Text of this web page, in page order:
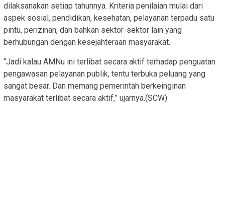
dilaksanakan setiap tahunnya. Kriteria penilaian mulai dari
aspek sosial, pendidikan, kesehatan, pelayanan terpadu satu
pintu, perizinan, dan bahkan sektor-sektor lain yang
berhubungan dengan kesejahteraan masyarakat.
“Jadi kalau AMNu ini terlibat secara aktif terhadap penguatan
pengawasan pelayanan publik, tentu terbuka peluang yang
sangat besar. Dan memang pemerintah berkeinginan
masyarakat terlibat secara aktif,” ujarnya.(SCW)